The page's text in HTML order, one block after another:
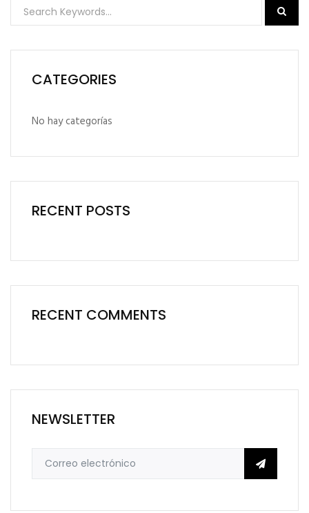
CATEGORIES
No hay categorías
RECENT POSTS
RECENT COMMENTS
NEWSLETTER